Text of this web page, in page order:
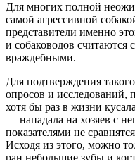
Для многих полной
самой агрессивной
представители именно
и собаководов
враждебными.
Для подтверждения
опросов и исследований,
хотя бы раз в жизни
— нападала на хозяев с
показателями не
Исходя из этого, можно
ран небольшие зубы и